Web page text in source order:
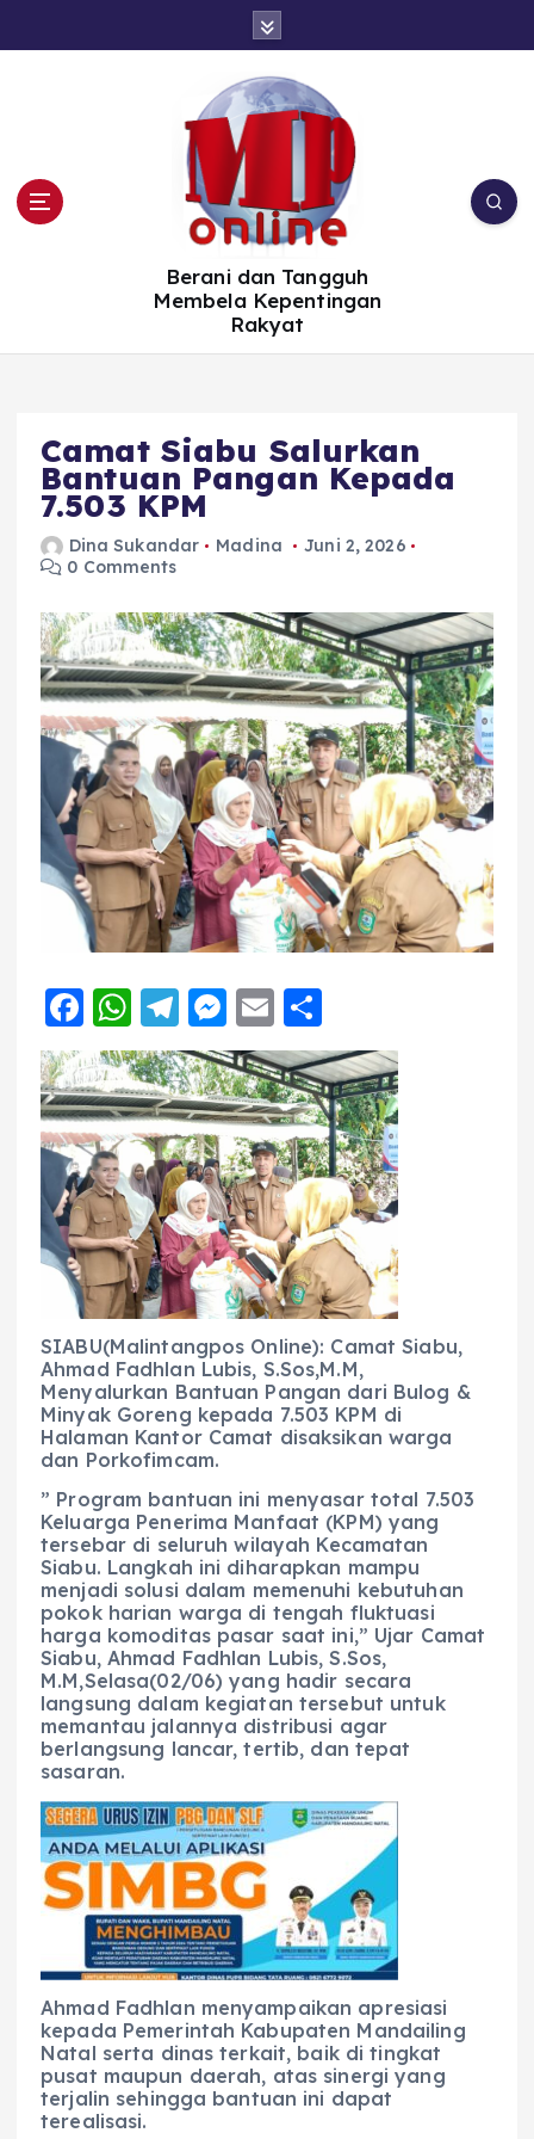
Berani dan Tangguh
Membela Kepentingan
Rakyat
Camat Siabu Salurkan
Bantuan Pangan Kepada
7.503 KPM
Dina Sukandar Madina
Juni 2, 2026
0 Comments
F
a
c
e
b
o
o
k
W
h
a
ts
A
p
p
T
el
e
g
r
a
m
M
e
ss
e
n
g
er
E
m
ai
l
h
a
re
SIABU(Malintangpos Online): Camat Siabu,
Ahmad Fadhlan Lubis, S.Sos,M.M,
Menyalurkan Bantuan Pangan dari Bulog &
Minyak Goreng kepada 7.503 KPM di
Halaman Kantor Camat disaksikan warga
dan Porkofimcam.
​” Program bantuan ini menyasar total 7.503
Keluarga Penerima Manfaat (KPM) yang
tersebar di seluruh wilayah Kecamatan
Siabu. Langkah ini diharapkan mampu
menjadi solusi dalam memenuhi kebutuhan
pokok harian warga di tengah fluktuasi
harga komoditas pasar saat ini,” Ujar ​Camat
Siabu, Ahmad Fadhlan Lubis, S.Sos,
M.M,Selasa(02/06) yang hadir secara
langsung dalam kegiatan tersebut untuk
memantau jalannya distribusi agar
berlangsung lancar, tertib, dan tepat
sasaran.
Ahmad Fadhlan menyampaikan apresiasi
kepada Pemerintah Kabupaten Mandailing
Natal serta dinas terkait, baik di tingkat
pusat maupun daerah, atas sinergi yang
terjalin sehingga bantuan ini dapat
terealisasi.